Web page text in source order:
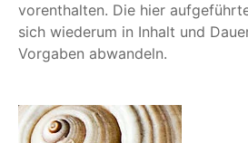
vorenthalten. Die hier
sich wiederum in Inhalt und
Vorgaben abwandeln.